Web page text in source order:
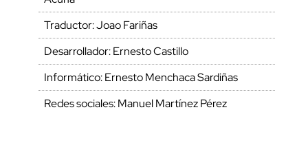
Traductor: Joao Fariñas
Desarrollador: Ernesto Castillo
Informático: Ernesto Menchaca Sardiñas
Redes sociales: Manuel Martínez Pérez